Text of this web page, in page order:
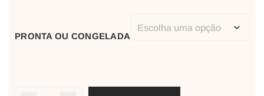
PRONTA OU CONGELADA